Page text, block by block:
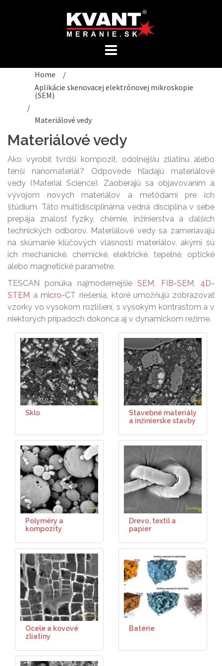
Home
/
Aplikácie skenovacej elektrónovej mikroskopie
(SEM)
/
Materiálové vedy
Materiálové vedy
Ako vyrobiť tvrdší kompozit, odolnejšiu zliatinu alebo
tenší nanomateriál? Odpovede hľadajú materiálové
vedy (Material Science). Zaoberajú sa objavovaním a
vývojom nových materiálov a metódami pre ich
štúdium. Táto multidisciplinárna vedná disciplína v sebe
prepája znalosť fyziky, chémie, inžinierstva a ďalších
technických odborov. Materiálové vedy sa zameriavajú
na skúmanie kľúčových vlasností materiálov, akými sú
ich mechanické, chemické, elektrické, tepelné, optické
alebo magnetické parametre.
TESCAN ponúka najmodernejšieSEM, FIB-SEM, 4D-
STEM amicro-CT riešenia, ktoré umožňujú zobrazovať
vzorky vo vysokom rozlíšení, s vysokým kontrastom a v
niektorých prípadoch dokonca aj v dynamickom režime.
Sklo
Stavebné materiály
a inžinierske stavby
Polyméry a
kompozity
Drevo, textil a
papier
Ocele a kovové
zliatiny
Batérie